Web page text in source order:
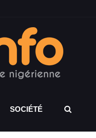
SOCIÉTÉ